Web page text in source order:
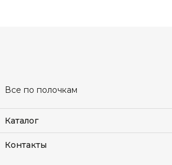
Все по полочкам
Каталог
Гардеробные системы
Деревянные полки
Контакты